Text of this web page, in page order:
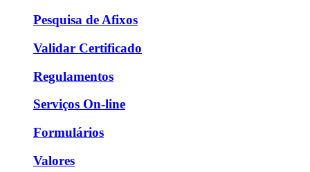
Pesquisa de Afixos
Validar Certificado
Regulamentos
Serviços On-line
Formulários
Valores